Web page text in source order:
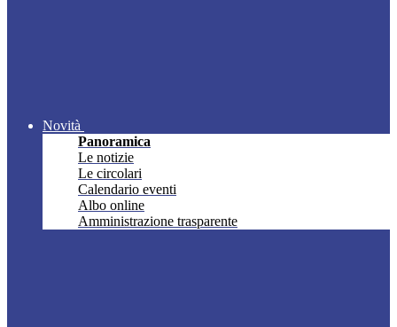
Novità
Panoramica
Le notizie
Le circolari
Calendario eventi
Albo online
Amministrazione trasparente